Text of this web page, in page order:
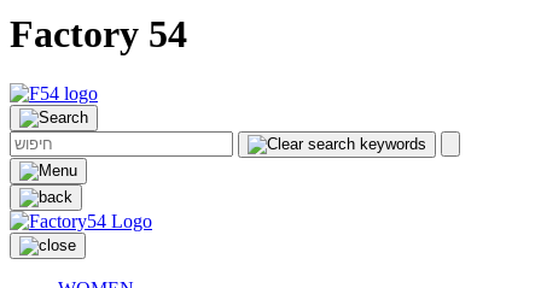
Factory 54